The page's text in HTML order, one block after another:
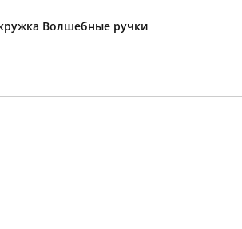
Волшебные ручки